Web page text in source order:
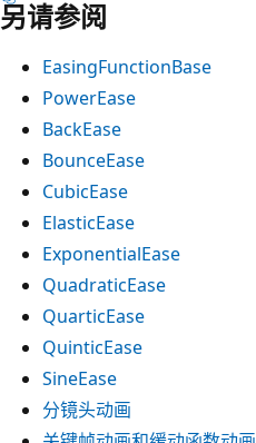
另请参阅
EasingFunctionBase
PowerEase
BackEase
BounceEase
CubicEase
ElasticEase
ExponentialEase
QuadraticEase
QuarticEase
QuinticEase
SineEase
分镜头动画